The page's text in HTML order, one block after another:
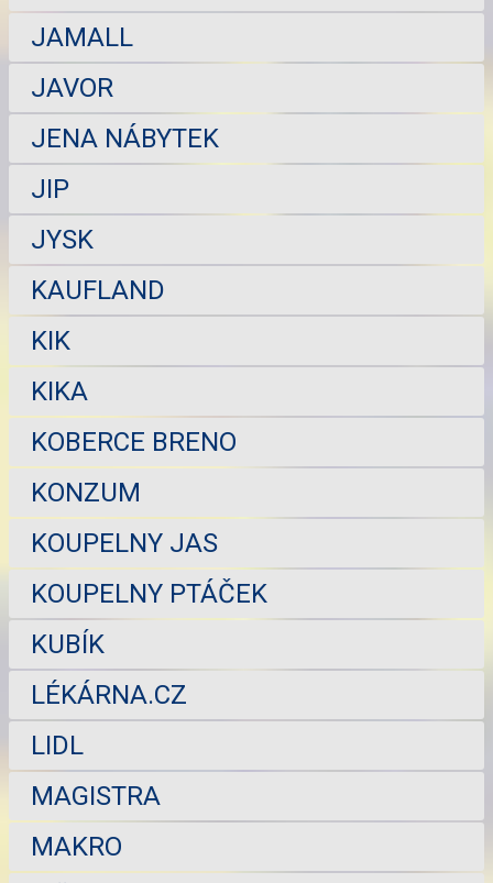
JAMALL
JAVOR
JENA NÁBYTEK
JIP
JYSK
KAUFLAND
KIK
KIKA
KOBERCE BRENO
KONZUM
KOUPELNY JAS
KOUPELNY PTÁČEK
KUBÍK
LÉKÁRNA.CZ
LIDL
MAGISTRA
MAKRO